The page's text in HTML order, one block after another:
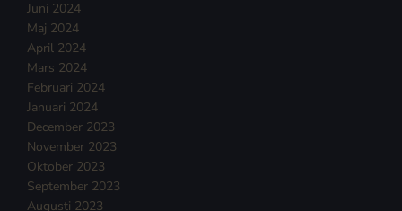
Juni 2024
Maj 2024
April 2024
Mars 2024
Februari 2024
Januari 2024
December 2023
November 2023
Oktober 2023
September 2023
Augusti 2023